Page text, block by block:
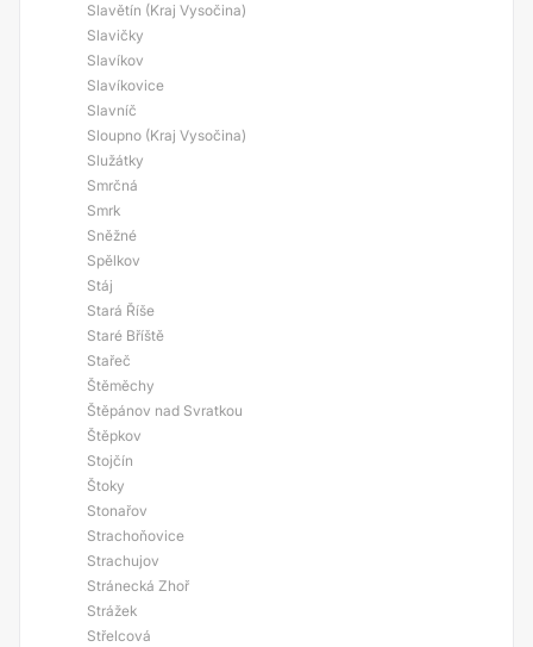
Slavětín (Kraj Vysočina)
Slavičky
Slavíkov
Slavíkovice
Slavníč
Sloupno (Kraj Vysočina)
Služátky
Smrčná
Smrk
Sněžné
Spělkov
Stáj
Stará Říše
Staré Bříště
Stařeč
Štěměchy
Štěpánov nad Svratkou
Štěpkov
Stojčín
Štoky
Stonařov
Strachoňovice
Strachujov
Stránecká Zhoř
Strážek
Střelcová